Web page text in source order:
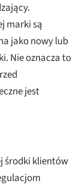
marki są
jako nowy lub
Nie oznacza to
jest
środki klientów